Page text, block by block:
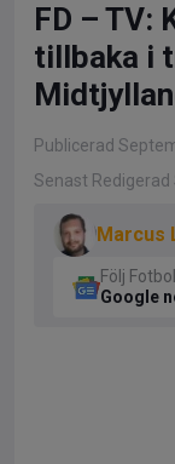
FD – TV:
tillbaka i
Publicerad
Senast
Marcus
Följ
Google